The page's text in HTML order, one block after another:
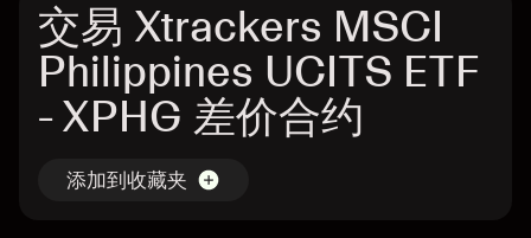
交易 Xtrackers MSCI
Philippines UCITS ETF
- XPHG 差价合约
添加到收藏夹